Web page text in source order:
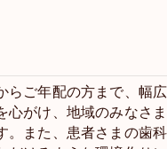
らご年配の方まで、幅
心がけ、地域のみなさ
。また、患者さまの歯